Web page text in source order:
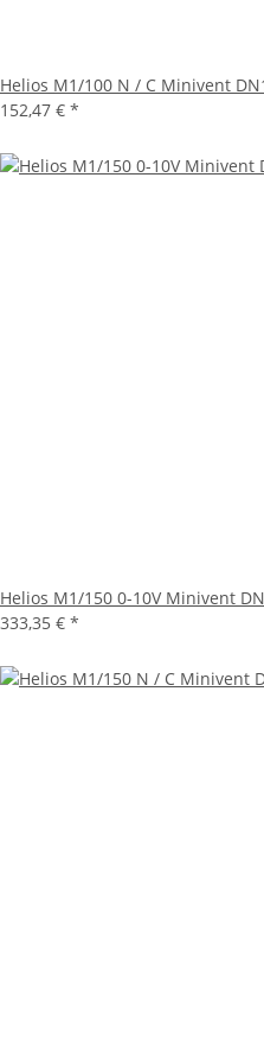
Helios M1/100 N / C Minivent
152,47 € *
Helios M1/150 0-10V Minivent
333,35 € *